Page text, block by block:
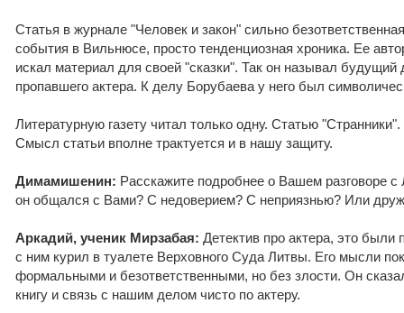
Статья в журнале "Человек и закон" сильно
события в Вильнюсе, просто тенденциозная хроника. Ее
искал материал для своей "сказки". Так он называл будущий
пропавшего актера. К делу Борубаева у него был
Литературную газету читал только одну. Статью
Смысл статьи вполне трактуется и в нашу защиту.
Димамишенин: Расскажите подробнее о Вашем разговоре
он общался с Вами? С недоверием? С неприязнью? Или
Аркадий, ученик Мирзабая: Детектив про актера, это
с ним курил в туалете Верховного Суда Литвы. Его мысли
формальными и безответственными, но без злости. Он
книгу и связь с нашим делом чисто по актеру.